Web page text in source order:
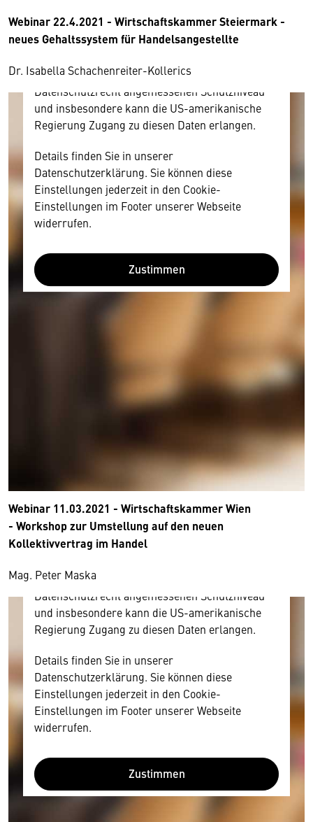
Webinar 22.4.2021 - Wirtschaftskammer Steiermark -
neues Gehaltssystem für Handelsangestellte
Dr. Isabella Schachenreiter-Kollerics
personenbezogene technische Daten zu Geräten
und Nutzerverhalten mitunter mit US-
Diese Daten unterliegen keinem dem EU-
Datenschutzrecht angemessenen Schutzniveau
und insbesondere kann die US-amerikanische
Regierung Zugang zu diesen Daten erlangen.
Details finden Sie in unserer
Datenschutzerklärung. Sie können diese
Einstellungen jederzeit in den Cookie-
Einstellungen im Footer unserer Webseite
widerrufen.
Zustimmen
Webinar 11.03.2021 - Wirtschaftskammer Wien
- Workshop zur Umstellung auf den neuen
Kollektivvertrag im Handel
Mag. Peter Maska
Wir benötigen Ihre Zustimmung
Hier würden wir Ihnen gerne einen externen
Inhalt anzeigen. Dafür benötigen wir allerdings
Ihre Zustimmung, da Ihr Browser
personenbezogene technische Daten zu Geräten
und Nutzerverhalten mitunter mit US-
Diese Daten unterliegen keinem dem EU-
Datenschutzrecht angemessenen Schutzniveau
und insbesondere kann die US-amerikanische
Regierung Zugang zu diesen Daten erlangen.
Details finden Sie in unserer
Datenschutzerklärung. Sie können diese
Einstellungen jederzeit in den Cookie-
Einstellungen im Footer unserer Webseite
widerrufen.
Zustimmen